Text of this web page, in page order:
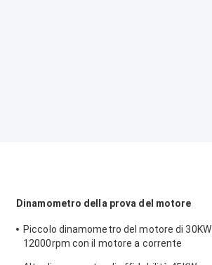
Dinamometro della prova del motore
Piccolo dinamometro del motore di 30KW
12000rpm con il motore a corrente